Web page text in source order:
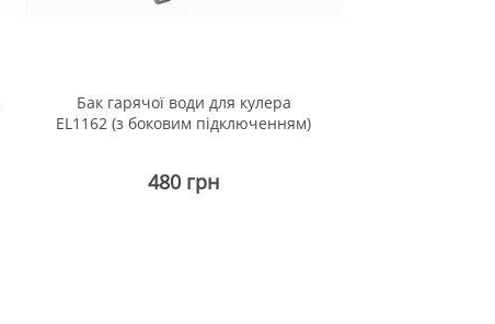
Бак гарячої води для кулера
EL1162 (з боковим підключенням)
480 грн